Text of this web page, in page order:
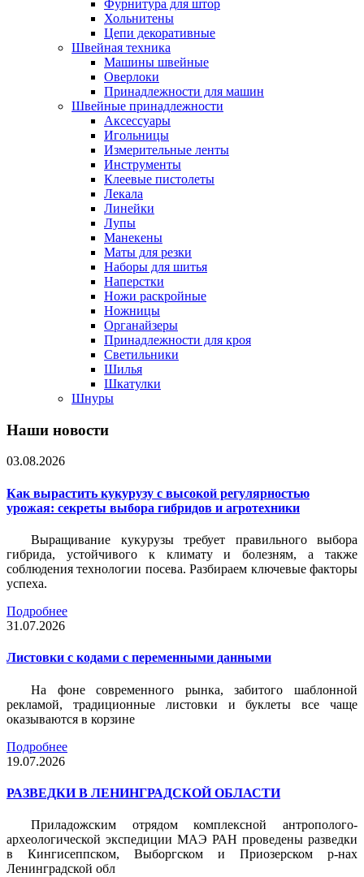
Фурнитура для штор
Хольнитены
Цепи декоративные
Швейная техника
Машины швейные
Оверлоки
Принадлежности для машин
Швейные принадлежности
Аксессуары
Игольницы
Измерительные ленты
Инструменты
Клеевые пистолеты
Лекала
Линейки
Лупы
Манекены
Маты для резки
Наборы для шитья
Наперстки
Ножи раскройные
Ножницы
Органайзеры
Принадлежности для кроя
Светильники
Шилья
Шкатулки
Шнуры
Наши новости
03.08.2026
Как вырастить кукурузу с высокой регулярностью
урожая: секреты выбора гибридов и агротехники
Выращивание кукурузы требует правильного выбора
гибрида, устойчивого к климату и болезням, а также
соблюдения технологии посева. Разбираем ключевые факторы
успеха.
Подробнее
31.07.2026
Листовки c кодами с переменными данными
На фоне современного рынка, забитого шаблонной
рекламой, традиционные листовки и буклеты все чаще
оказываются в корзине
Подробнее
19.07.2026
РАЗВЕДКИ В ЛЕНИНГРАДСКОЙ ОБЛАСТИ
Приладожским отрядом комплексной антрополого-
археологической экспедиции МАЭ РАН проведены разведки
в Кингисеппском, Выборгском и Приозерском р-нах
Ленинградской обл